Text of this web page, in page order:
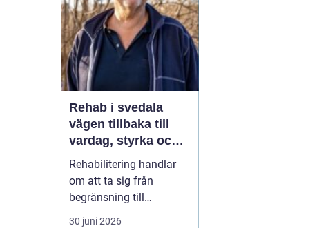
Rehab i svedala
vägen tillbaka till
vardag, styrka och
balans
Rehabilitering handlar
om att ta sig från
begränsning till
möjligheter. Efter en
30 juni 2026